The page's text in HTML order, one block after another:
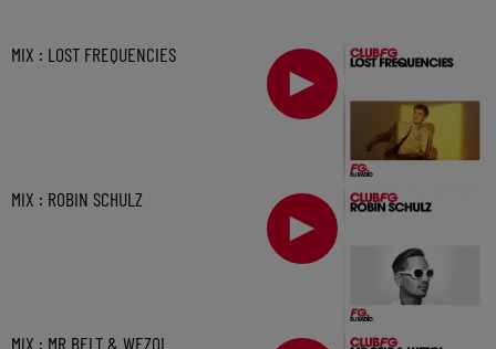
MIX : LOST FREQUENCIES
MIX : ROBIN SCHULZ
MIX : MR BELT & WEZOL